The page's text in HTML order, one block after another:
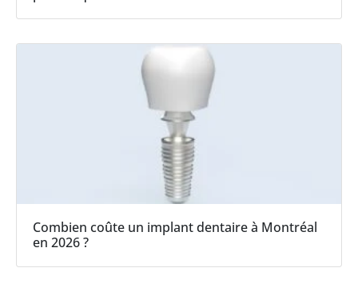
Combien coûte un implant dentaire à Montréal
en 2026 ?